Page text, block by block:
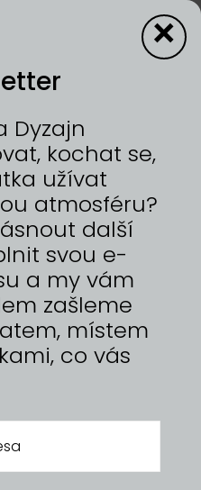
PRAHA, HOLEŠOVICE
Pod vlastním
doplňky ze
převážně
vám přináší svůj
Speciálně pro jarní trh
z příze. (EN) About
my own name, I
from old items and
as gifts. Each
and story.
I made a series of
anfisalanno
Dyzajn
kochat se,
užívat
atmosféru?
další
svou e-
a my vám
zašleme
místem
co vás
×